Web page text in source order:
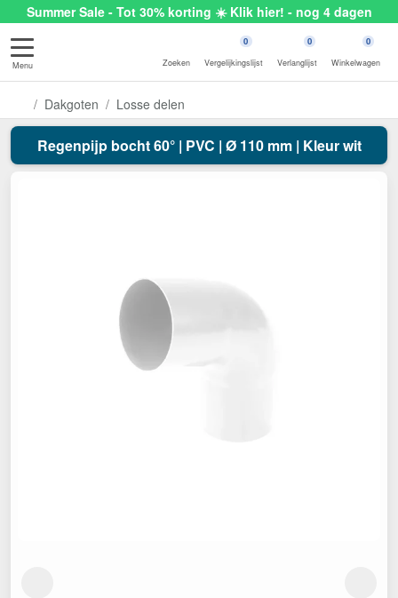
Summer Sale - Tot 30% korting ☀️ Klik hier! - nog 4 dagen
Menu Zoeken
0
Vergelijkingslijst
0
Verlanglijst
0
Winkelwagen
Dakgoten Losse delen
Regenpijp bocht 60° | PVC | Ø 110 mm | Kleur wit